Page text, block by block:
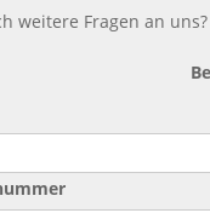
weitere Fragen an